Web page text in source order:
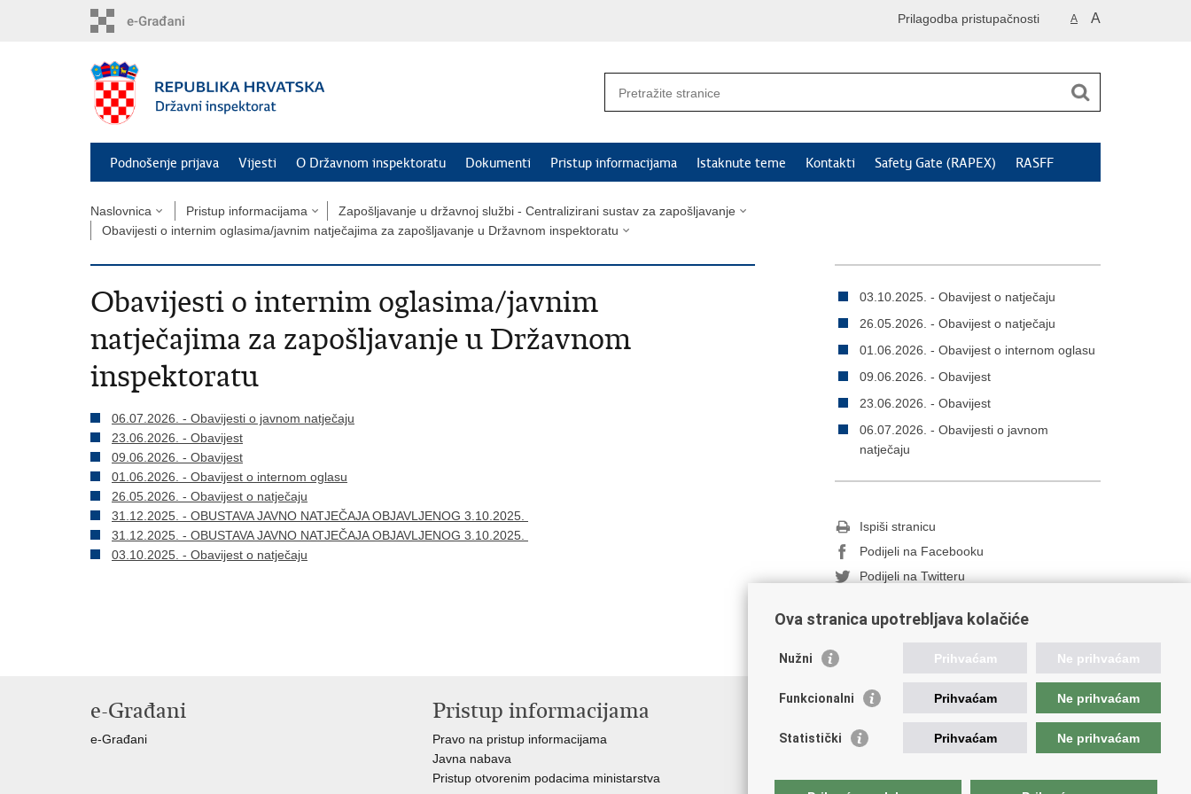
A A
Prilagodba pristupačnosti
Podnošenje prijava Vijesti O Državnom inspektoratu Dokumenti Pristup informacijama Istaknute teme Kontakti Safety Gate (RAPEX) RASFF
Naslovnica Pristup informacijama
Zapošljavanje u državnoj službi - Centralizirani sustav za zapošljavanje
Obavijesti o internim oglasima/javnim natječajima za zapošljavanje u Državnom inspektoratu
Obavijesti o internim oglasima/javnim
natječajima za zapošljavanje u Državnom
inspektoratu
06.07.2026. - Obavijesti o javnom natječaju
23.06.2026. - Obavijest
09.06.2026. - Obavijest
01.06.2026. - Obavijest o internom oglasu
26.05.2026. - Obavijest o natječaju
31.12.2025. - OBUSTAVA JAVNO NATJEČAJA OBJAVLJENOG 3.10.2025.
31.12.2025. - OBUSTAVA JAVNO NATJEČAJA OBJAVLJENOG 3.10.2025.
03.10.2025. - Obavijest o natječaju
03.10.2025. - Obavijest o natječaju
26.05.2026. - Obavijest o natječaju
01.06.2026. - Obavijest o internom oglasu
09.06.2026. - Obavijest
23.06.2026. - Obavijest
06.07.2026. - Obavijesti o javnom
natječaju
Ispiši stranicu
Podijeli na Facebooku
Podijeli na Twitteru
e-Građani
e-Građani
Pristup informacijama
Pravo na pristup informacijama
Javna nabava
Pristup otvorenim podacima ministarstva
Važne poveznice
Vlada RH
Državna škola za javnu upravu
Ova stranica upotrebljava kolačiće
Nužni Prihvaćam Ne prihvaćam
Funkcionalni Prihvaćam Ne prihvaćam
Statistički Prihvaćam Ne prihvaćam